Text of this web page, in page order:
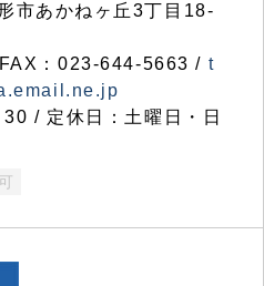
あかねヶ丘3丁目18-
：023-644-5663 / t
/ 定休日：土曜日・日